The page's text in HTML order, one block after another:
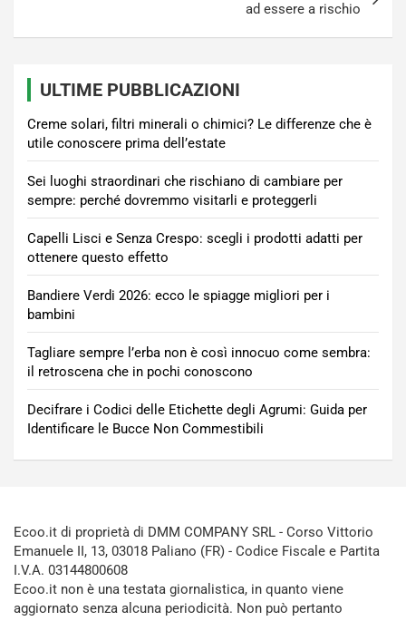
ad essere a rischio
ULTIME PUBBLICAZIONI
Creme solari, filtri minerali o chimici? Le differenze che è
utile conoscere prima dell’estate
Sei luoghi straordinari che rischiano di cambiare per
sempre: perché dovremmo visitarli e proteggerli
Capelli Lisci e Senza Crespo: scegli i prodotti adatti per
ottenere questo effetto
Bandiere Verdi 2026: ecco le spiagge migliori per i
bambini
Tagliare sempre l’erba non è così innocuo come sembra:
il retroscena che in pochi conoscono
Decifrare i Codici delle Etichette degli Agrumi: Guida per
Identificare le Bucce Non Commestibili
Ecoo.it di proprietà di DMM COMPANY SRL - Corso Vittorio
Emanuele II, 13, 03018 Paliano (FR) - Codice Fiscale e Partita
I.V.A. 03144800608
Ecoo.it non è una testata giornalistica, in quanto viene
aggiornato senza alcuna periodicità. Non può pertanto